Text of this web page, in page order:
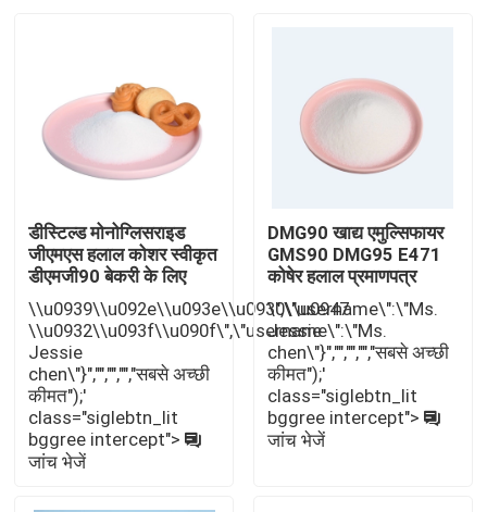
घर
उत्पादों
डीस्टिल्ड मोनोग्लिसराइड
जीएमएस हलाल कोशर स्वीकृत
डीएमजी90 बेकरी के लिए
\\u0939\\u092e\\u093e\\u0930\\u0947
\\u0932\\u093f\\u090f\",\"username\":\"Ms.
Jessie
chen\"}","","","","सबसे अच्छी
कीमत");'
class="siglebtn_lit
bggree intercept">
जांच भेजें
DMG90 खाद्य एमुल्सिफायर
GMS90 DMG95 E471
कोषेर हलाल प्रमाणपत्र
\",\"username\":\"Ms.
Jessie
chen\"}","","","","सबसे अच्छी
कीमत");'
class="siglebtn_lit
bggree intercept">
जांच भेजें